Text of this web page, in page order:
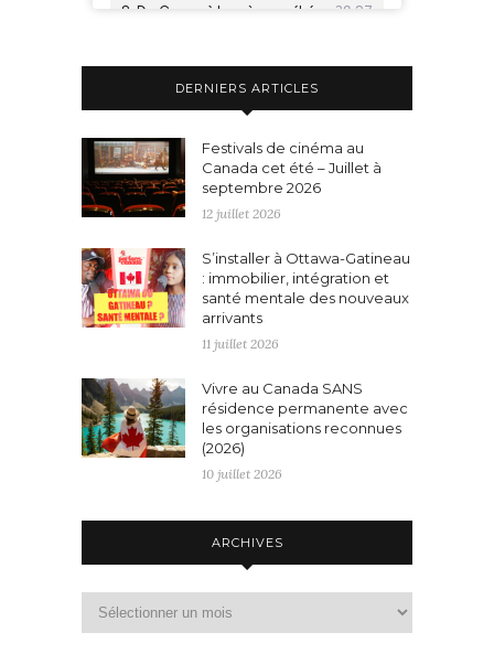
DERNIERS ARTICLES
Festivals de cinéma au
Canada cet été – Juillet à
septembre 2026
12 juillet 2026
S’installer à Ottawa-Gatineau
: immobilier, intégration et
santé mentale des nouveaux
arrivants
11 juillet 2026
Vivre au Canada SANS
résidence permanente avec
les organisations reconnues
(2026)
10 juillet 2026
ARCHIVES